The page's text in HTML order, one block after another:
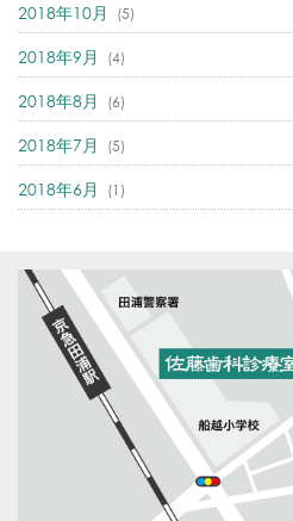
2018年10月 (5)
2018年9月 (4)
2018年8月 (6)
2018年7月 (5)
2018年6月 (1)